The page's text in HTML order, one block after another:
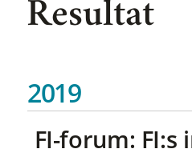
Resultat
2019
FI-forum: